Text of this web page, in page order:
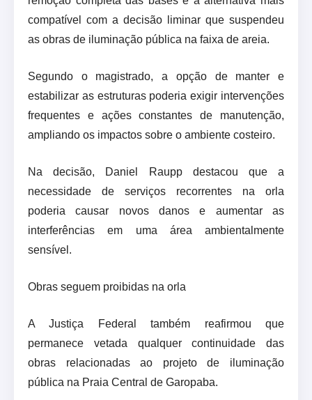
compatível com a decisão liminar que suspendeu
as obras de iluminação pública na faixa de areia.
Segundo o magistrado, a opção de manter e
estabilizar as estruturas poderia exigir intervenções
frequentes e ações constantes de manutenção,
ampliando os impactos sobre o ambiente costeiro.
Na decisão, Daniel Raupp destacou que a
necessidade de serviços recorrentes na orla
poderia causar novos danos e aumentar as
interferências em uma área ambientalmente
sensível.
Obras seguem proibidas na orla
A Justiça Federal também reafirmou que
permanece vetada qualquer continuidade das
obras relacionadas ao projeto de iluminação
pública na Praia Central de Garopaba.